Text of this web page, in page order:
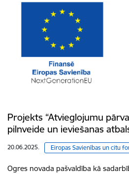
Projekts “Atvieglojumu
pilnveide un ieviešanas
20.06.2025. Eiropas Savienības un citu
Ogres novada pašvaldība kā